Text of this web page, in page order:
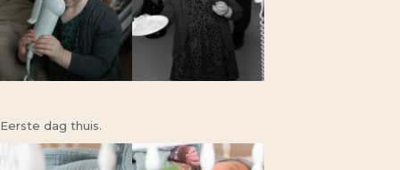
Eerste dag thuis.